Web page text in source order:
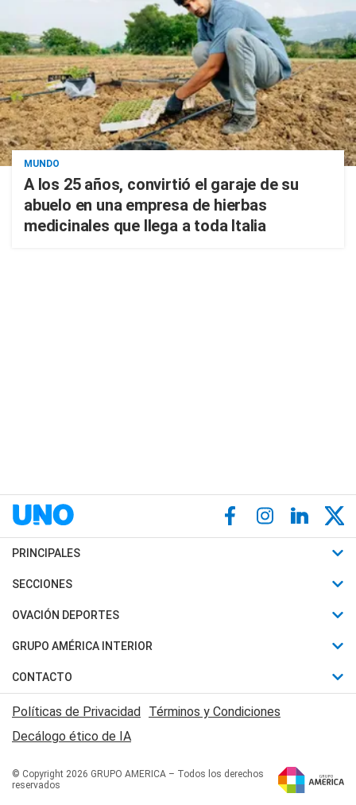
MUNDO
A los 25 años, convirtió el garaje de su
abuelo en una empresa de hierbas
medicinales que llega a toda Italia
PRINCIPALES
Últimas Noticias
Política
Judiciales
Economia
SECCIONES
Horóscopo
Motores
Trucos caseros
Series y Películas
Edictos y Solicitadas
OVACIÓN DEPORTES
Fútbol
Mundial
Automovilismo
Rugby
Básquet
GRUPO AMÉRICA INTERIOR
Canal 7 en Vivo
San Juan 8
CONTACTO
Acerca de Nosotros
Contactanos
Políticas de Privacidad Términos y Condiciones
Decálogo ético de IA
© Copyright 2026 GRUPO AMERICA – Todos los derechos
reservados